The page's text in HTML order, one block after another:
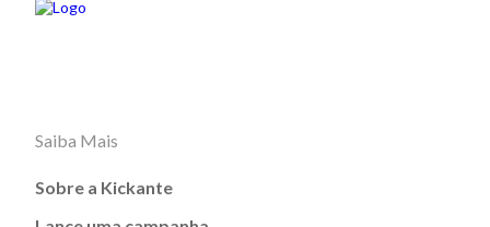
Saiba Mais
Sobre a Kickante